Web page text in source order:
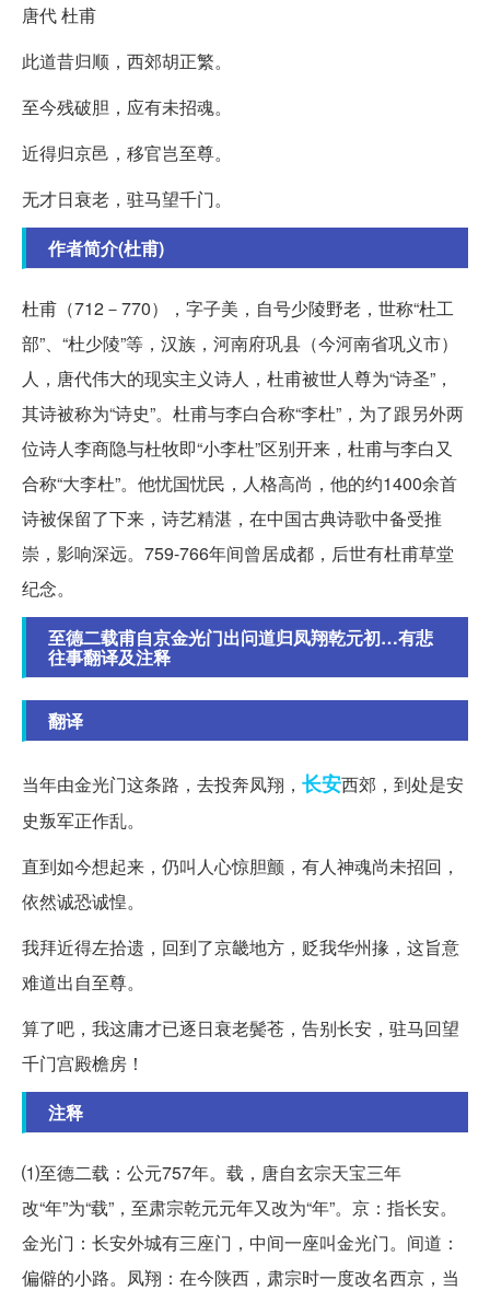
唐代 杜甫
此道昔归顺，西郊胡正繁。
至今残破胆，应有未招魂。
近得归京邑，移官岂至尊。
无才日衰老，驻马望千门。
作者简介(杜甫)
杜甫（712－770），字子美，自号少陵野老，世称“杜工
部”、“杜少陵”等，汉族，河南府巩县（今河南省巩义市）
人，唐代伟大的现实主义诗人，杜甫被世人尊为“诗圣”，
其诗被称为“诗史”。杜甫与李白合称“李杜”，为了跟另外两
位诗人李商隐与杜牧即“小李杜”区别开来，杜甫与李白又
合称“大李杜”。他忧国忧民，人格高尚，他的约1400余首
诗被保留了下来，诗艺精湛，在中国古典诗歌中备受推
崇，影响深远。759-766年间曾居成都，后世有杜甫草堂
纪念。
至德二载甫自京金光门出问道归凤翔乾元初…有悲
往事翻译及注释
翻译
当年由金光门这条路，去投奔凤翔， 长安西郊，到处是安
史叛军正作乱。
直到如今想起来，仍叫人心惊胆颤，有人神魂尚未招回，
依然诚恐诚惶。
我拜近得左拾遗，回到了京畿地方，贬我华州掾，这旨意
难道出自至尊。
算了吧，我这庸才已逐日衰老鬓苍，告别长安，驻马回望
千门宫殿檐房！
注释
⑴至德二载：公元757年。载，唐自玄宗天宝三年
改“年”为“载”，至肃宗乾元元年又改为“年”。京：指长安。
金光门：长安外城有三座门，中间一座叫金光门。间道：
偏僻的小路。凤翔：在今陕西，肃宗时一度改名西京，当